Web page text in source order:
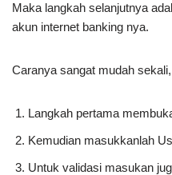
Maka langkah selanjutnya
akun internet banking nya.
Caranya sangat mudah
Langkah pertama
Kemudian masukkanlah
Untuk validasi masukan